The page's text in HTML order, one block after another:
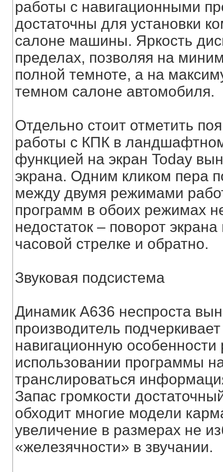
работы с навигационными
достаточны для установки
салоне машины. Яркость
пределах, позволяя на
полной темноте, а на
темном салоне автомобиля.
Отдельно стоит отметить
работы с КПК в
функцией на экран Today
экрана. Одним кликом пера
между двумя режимами
программ в обоих режимах
недостаток – поворот
часовой стрелке и обратно.
Звуковая подсистема
Динамик А636 неспроста
производитель
навигационную
использовании программы
транслироваться
Запас громкости
обходит многие модели
увеличение в размерах не
«железячности» в звучании.